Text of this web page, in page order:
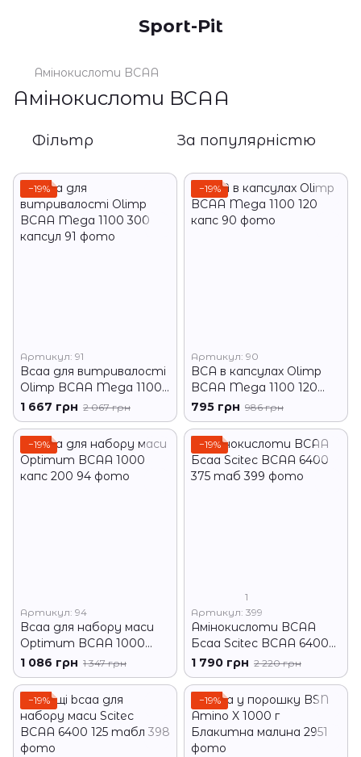
Sport-Pit
Амінокислоти BCAA
Амінокислоти BCAA
Фільтр За популярністю
−19%
Артикул: 91
Bcaa для витривалості
Olimp BCAA Mega 1100
300 капсул
1 667 грн 2 067 грн
−19%
Артикул: 90
BCA в капсулах Olimp
BCAA Mega 1100 120
капс
795 грн 986 грн
−19%
Артикул: 94
Bcaa для набору маси
Optimum BCAA 1000
капс 200
1 086 грн 1 347 грн
−19%
1
Артикул: 399
Амінокислоти BCAA
Бсаа Scitec BCAA 6400
375 таб
1 790 грн 2 220 грн
−19% −19%